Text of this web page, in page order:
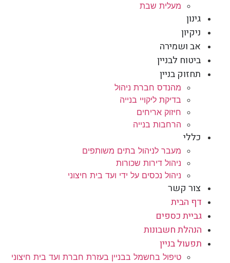
מעלית שבת
גינון
ניקיון
אב ושמירה
ביטוח לבניין
תחזוק בניין
מהנדס חברת ניהול
בדיקת ליקויי בנייה
חיזוק אריחים
הרחבות בנייה
כללי
מעבר לניהול בתים משותפים
ניהול דירות שכורות
ניהול נכסים על ידי ועד בית חיצוני
צור קשר
דף הבית
גביית כספים
הנהלת חשבונות
תפעול בניין
טיפול בחשמל בבניין בעזרת חברת ועד בית חיצוני